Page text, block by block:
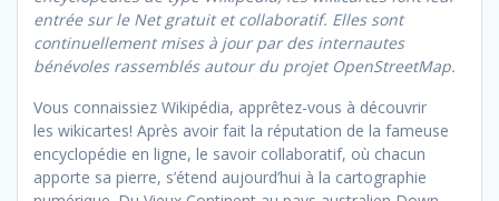
entrée sur le Net gratuit et collaboratif. Elles sont
continuellement mises à jour par des internautes
bénévoles rassemblés autour du projet OpenStreetMap.
Vous connaissiez Wikipédia, apprêtez-vous à découvrir
les wikicartes! Après avoir fait la réputation de la fameuse
encyclopédie en ligne, le savoir collaboratif, où chacun
apporte sa pierre, s’étend aujourd’hui à la cartographie